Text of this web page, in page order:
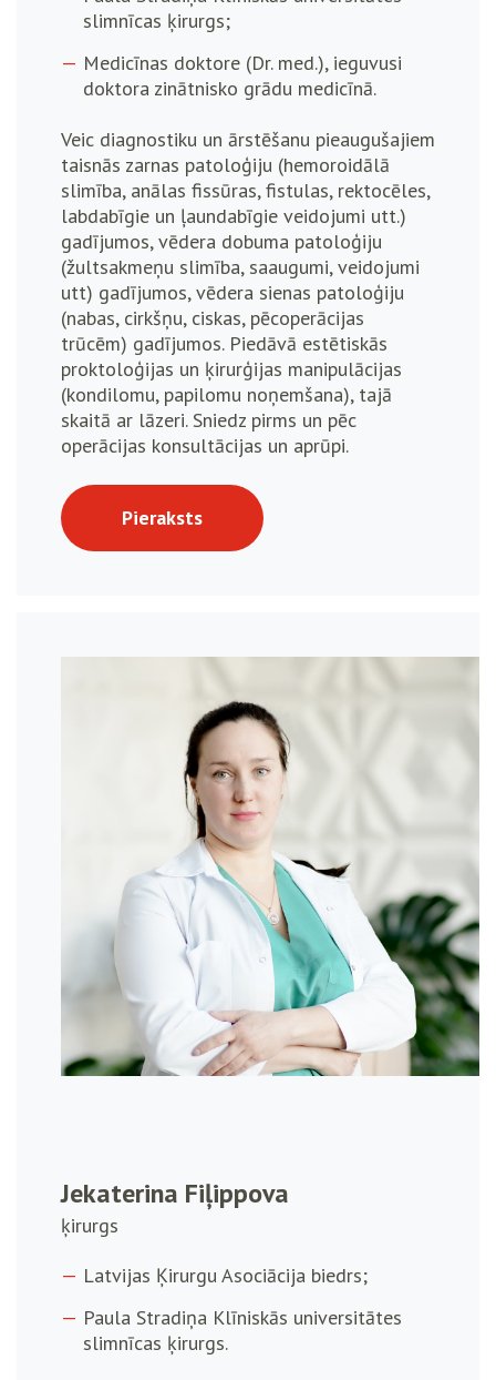
slimnīcas ķirurgs;
Medicīnas doktore (Dr. med.), ieguvusi
doktora zinātnisko grādu medicīnā.
Veic diagnostiku un ārstēšanu pieaugušajiem
taisnās zarnas patoloģiju (hemoroidālā
slimība, anālas fissūras, fistulas, rektocēles,
labdabīgie un ļaundabīgie veidojumi utt.)
gadījumos, vēdera dobuma patoloģiju
(žultsakmeņu slimība, saaugumi, veidojumi
utt) gadījumos, vēdera sienas patoloģiju
(nabas, cirkšņu, ciskas, pēcoperācijas
trūcēm) gadījumos. Piedāvā estētiskās
proktoloģijas un ķirurģijas manipulācijas
(kondilomu, papilomu noņemšana), tajā
skaitā ar lāzeri. Sniedz pirms un pēc
operācijas konsultācijas un aprūpi.
Pieraksts
Jekaterina Fiļippova
ķirurgs
Latvijas Ķirurgu Asociācija biedrs;
Paula Stradiņa Klīniskās universitātes
slimnīcas ķirurgs.